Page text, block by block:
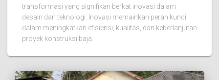
transformasi yang signifikan berkat inovasi dalam
desain dan teknologi. Inovasi memainkan peran kunci
dalam meningkatkan efisiensi, kualitas, dan keberlanjutan
proyek konstruksi baja.